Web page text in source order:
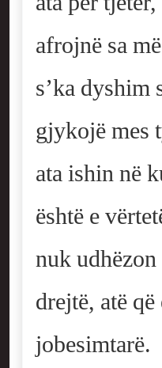
afrojnë sa
s’ka
gjykojë mes
ata ishin në
është e
nuk
drejtë, atë
jobesimtarë.